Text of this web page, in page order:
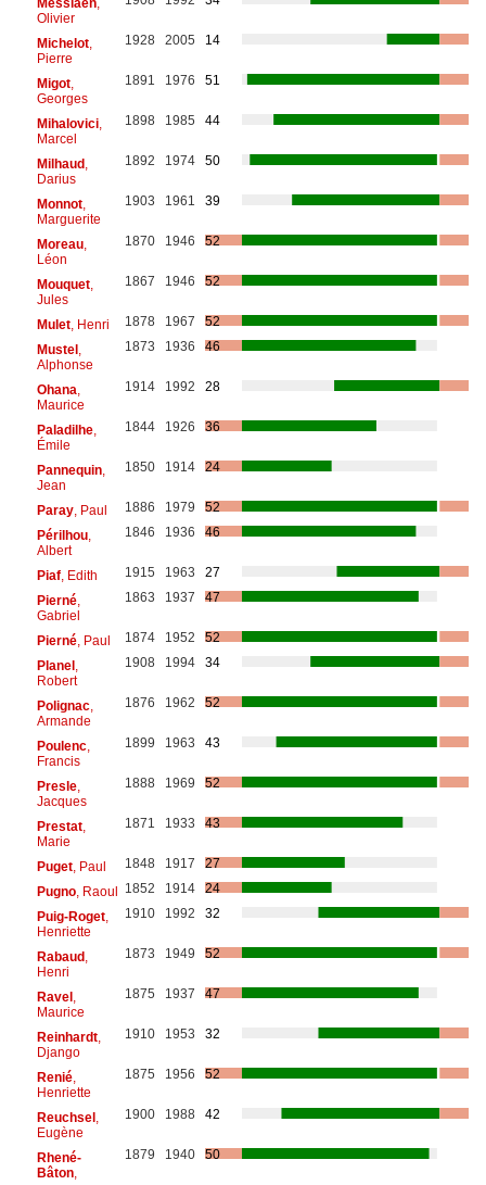
Olivier
Michelot,
Pierre
1928 2005 14
Migot,
Georges
1891 1976 51
Mihalovici,
Marcel
1898 1985 44
Milhaud,
Darius
1892 1974 50
Monnot,
Marguerite
1903 1961 39
Moreau,
Léon
1870 1946 52
Mouquet,
Jules
1867 1946 52
Mulet, Henri 1878 1967
52
Mustel,
Alphonse
1873 1936 46
Ohana
Maurice
1914 1992 28
Paladilhe,
Émile
1844 1926 36
Pannequin,
Jean
1850 1914 24
Paray, Paul 1886 1979
52
Périlhou,
Albert
1846 1936 46
Piaf, Edith 1915 1963
27
Pierné,
Gabriel
1863 1937 47
Pierné, Paul 1874 1952
52
Planel,
Robert
1908 1994 34
Polignac,
Armande
1876 1962 52
Poulenc,
Francis
1899 1963 43
Presle,
Jacques
1888 1969 52
Prestat,
Marie
1871 1933 43
Puget, Paul 1848 1917
27
Pugno, Raoul 1852 1914
24
Puig-Roget,
Henriette
1910 1992 32
Rabaud,
Henri
1873 1949 52
Ravel,
Maurice
1875 1937 47
Reinhardt,
Django
1910 1953 32
Renié,
Henriette
1875 1956 52
Reuchsel,
Eugène
1900 1988 42
Rhené-
Bâton,
1879 1940 50